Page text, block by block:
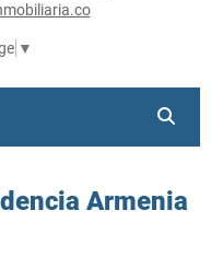
▼
Armenia